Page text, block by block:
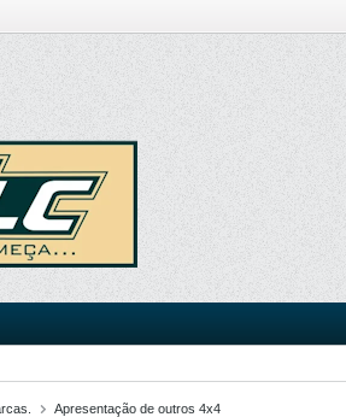
Apresentação de outros 4x4